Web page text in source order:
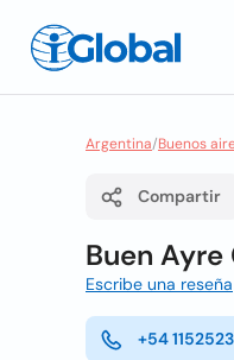
Argentina/Buenos
Compartir
Buen Ayre
Escribe una reseña
+54